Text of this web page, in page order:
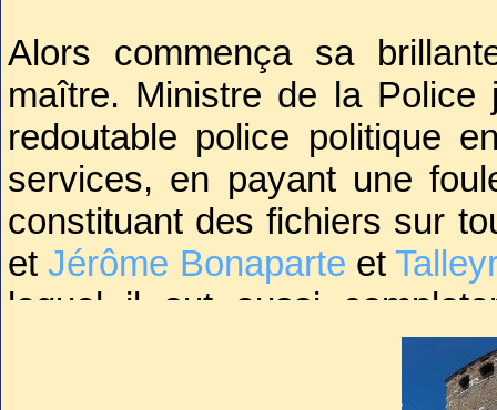
Alors commença sa
maître. Ministre de la Police
redoutable police politique
services, en payant une
constituant des fichiers sur
etJérôme Bonaparte et
lequel il sut aussi
obtinrent la suppression de